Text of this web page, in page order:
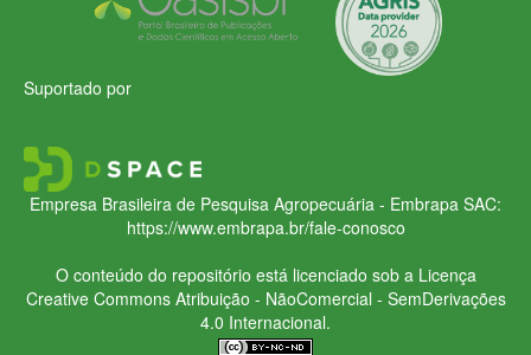
Suportado por
Empresa Brasileira de Pesquisa Agropecuária - Embrapa SAC:
https://www.embrapa.br/fale-conosco
O conteúdo do repositório está licenciado sob a Licença
Creative CommonsAtribuição - NãoComercial - SemDerivações
4.0 Internacional.